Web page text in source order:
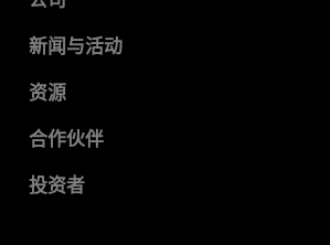
关于 AMD
企业责任
就业机会
联系我们
新闻与活动
新闻中心
媒体库
资源
开发中心
成功案例
合作伙伴
AMD 合作伙伴中心
投资者